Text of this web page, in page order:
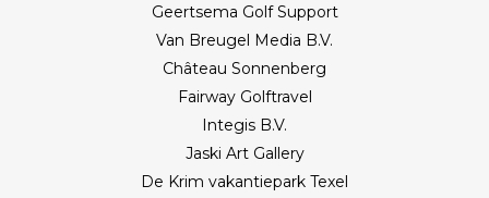
Geertsema Golf Support
Van Breugel Media B.V.
Château Sonnenberg
Fairway Golftravel
Integis B.V.
Jaski Art Gallery
De Krim vakantiepark Texel